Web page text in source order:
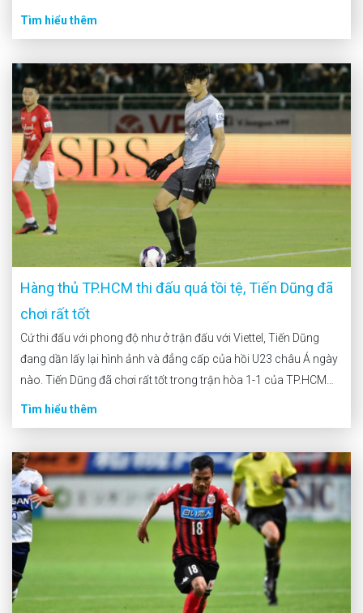
Tìm hiểu thêm
Hàng thủ TP.HCM thi đấu quá tồi tệ, Tiến Dũng đã
chơi rất tốt
Cứ thi đấu với phong độ như ở trận đấu với Viettel, Tiến Dũng
đang dần lấy lại hình ảnh và đẳng cấp của hồi U23 châu Á ngày
nào. Tiến Dũng đã chơi rất tốt trong trận hòa 1-1 của TP.HCM
vs Viettel >> Xem thêm : Fun88 uy […]
Tìm hiểu thêm